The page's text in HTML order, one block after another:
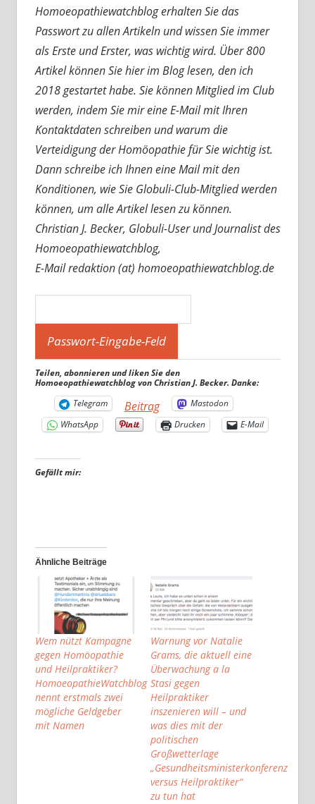
Homoeopathiewatchblog erhalten Sie das
Passwort zu allen Artikeln und wissen Sie immer
als Erste und Erster, was wichtig wird. Über 800
Artikel können Sie hier im Blog lesen, den ich
2018 gestartet habe. Sie können Mitglied im Club
werden, indem Sie mir eine E-Mail mit Ihren
Kontaktdaten schreiben und warum die
Verteidigung der Homöopathie für Sie wichtig ist.
Dann schreibe ich Ihnen eine Mail mit den
Konditionen, wie Sie Globuli-Club-Mitglied werden
können, um alle Artikel lesen zu können.
Christian J. Becker, Globuli-User und Journalist des
Homoeopathiewatchblog,
E-Mail redaktion (at) homoeopathiewatchblog.de
Teilen, abonnieren und liken Sie den
Homoeopathiewatchblog von Christian J. Becker. Danke:
Telegram
Beitrag
Mastodon
WhatsApp
Drucken E-Mail
Gefällt mir:
Ähnliche Beiträge
Wem nützt Kampagne
gegen Homöopathie
und Heilpraktiker?
HomoeopathieWatchblog
nennt erstmals zwei
mögliche Geldgeber
mit Namen
Warnung vor Natalie
Grams, die aktuell eine
Überwachung a la
Stasi gegen
Heilpraktiker
inszenieren will – und
was dies mit der
politischen
Großwetterlage
„Gesundheitsministerkonferenz
versus Heilpraktiker“
zu tun hat